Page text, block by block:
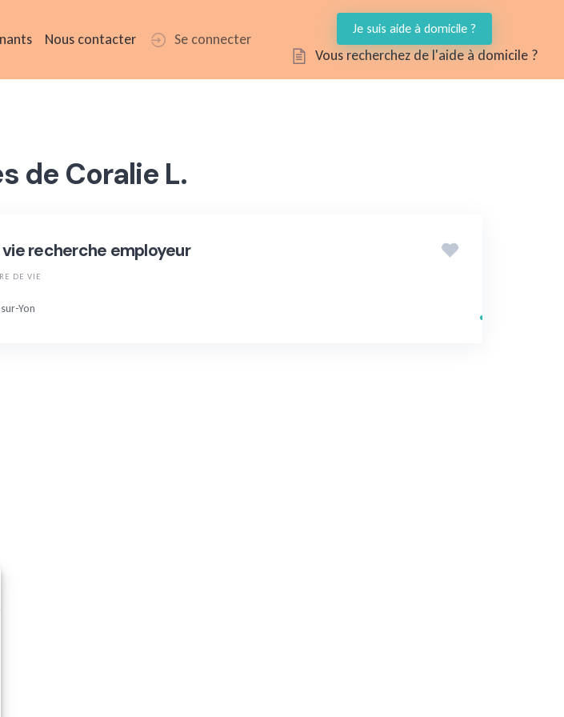
Nous contacter Se connecter
Je suis aide à domicile ?
Vous recherchez de l'aide à domicile ?
de Coralie L.
recherche employeur
DE VIE
Yon